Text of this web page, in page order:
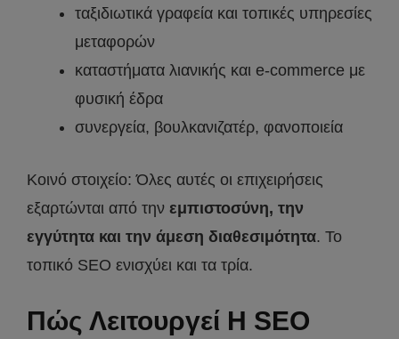
ταξιδιωτικά γραφεία και τοπικές υπηρεσίες
μεταφορών
καταστήματα λιανικής και e-commerce με
φυσική έδρα
συνεργεία, βουλκανιζατέρ, φανοποιεία
Κοινό στοιχείο: Όλες αυτές οι επιχειρήσεις
εξαρτώνται από την εμπιστοσύνη, την
εγγύτητα και την άμεση διαθεσιμότητα. Το
τοπικό SEO ενισχύει και τα τρία.
Πώς Λειτουργεί Η SEO